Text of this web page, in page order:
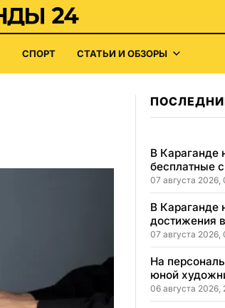
СПОРТ СТАТЬИ И ОБЗОРЫ
В Караганде
бесплатные
секции для
07 августа 2026,
В Караганде
достижения
вручены 5
07 августа 2026,
На
юной
представлено
06 августа 2026,